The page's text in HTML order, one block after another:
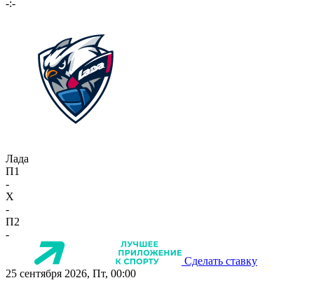
-:-
Лада
П1
-
X
-
П2
-
Сделать ставку
25 сентября 2026, Пт, 00:00